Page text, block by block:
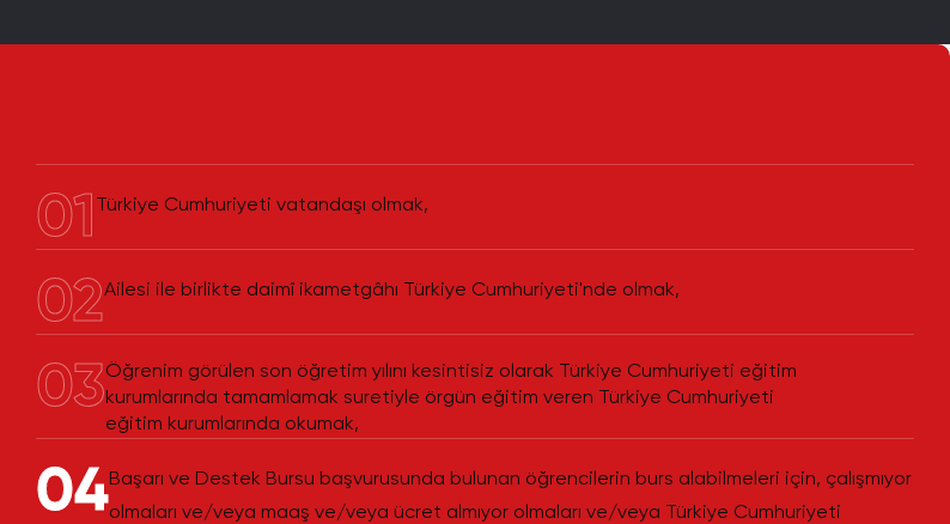
01 Türkiye Cumhuriyeti vatandaşı olmak,
02Ailesi ile birlikte daimî ikametgâhı Türkiye Cumhuriyeti'nde olmak,
03Öğrenim görülen son öğretim yılını kesintisiz olarak Türkiye Cumhuriyeti eğitim
kurumlarında tamamlamak suretiyle örgün eğitim veren Türkiye Cumhuriyeti
eğitim kurumlarında okumak,
04Başarı ve Destek Bursu başvurusunda bulunan öğrencilerin burs alabilmeleri için, çalışmıyor
olmaları ve/veya maaş ve/veya ücret almıyor olmaları ve/veya Türkiye Cumhuriyeti